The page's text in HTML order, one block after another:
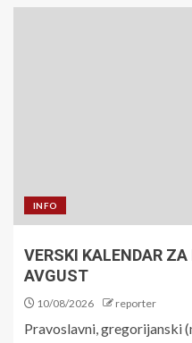
INFO
VERSKI KALENDAR
AVGUST
10/08/2026 reporter
Pravoslavni, gregorijanski